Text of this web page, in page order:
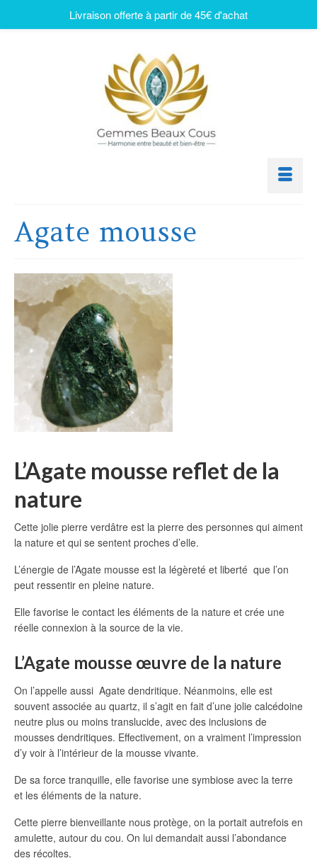
Agate mousse
L’Agate mousse reflet de la
nature
Cette jolie pierre verdâtre est la pierre des personnes qui aiment
la nature et qui se sentent proches d’elle.
L’énergie de l’Agate mousse est la légèreté et liberté que l’on
peut ressentir en pleine nature.
Elle favorise le contact les éléments de la nature et crée une
réelle connexion à la source de la vie.
L’Agate mousse œuvre de la nature
On l’appelle aussi Agate dendritique. Néanmoins, elle est
souvent associée au quartz, il s’agit en fait d’une jolie calcédoine
neutre plus ou moins translucide, avec des inclusions de
mousses dendritiques. Effectivement, on a vraiment l’impression
d’y voir à l’intérieur de la mousse vivante.
De sa force tranquille, elle favorise une symbiose avec la terre
et les éléments de la nature.
Cette pierre bienveillante nous protège, on la portait autrefois en
amulette, autour du cou. On lui demandait aussi l’abondance
des récoltes.
Livraison offerte à partir de 45€ d'achat